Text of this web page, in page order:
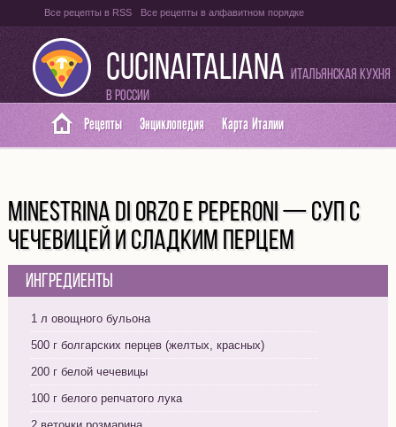
Все рецепты в RSS Все рецепты в алфавитном порядке
Оглавление на итальянском языке Карта сайта
CUCINAITALIANA Итальянская кухня
в России
Рецепты Энциклопедия Карта Италии
MINESTRINA DI ORZO E PEPERONI — СУП С
ЧЕЧЕВИЦЕЙ И СЛАДКИМ ПЕРЦЕМ
Ингредиенты
1 л овощного бульона
500 г болгарских перцев (желтых, красных)
200 г белой чечевицы
100 г белого репчатого лука